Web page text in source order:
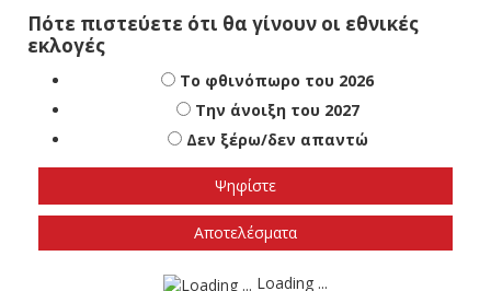
Πότε πιστεύετε ότι θα γίνουν οι εθνικές
εκλογές
Το φθινόπωρο του 2026
Την άνοιξη του 2027
Δεν ξέρω/δεν απαντώ